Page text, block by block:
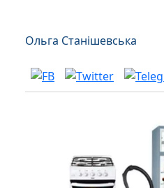
Ольга Станішевська